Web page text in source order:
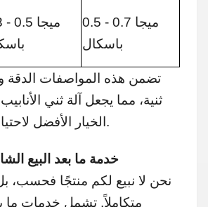
0.3 - 0.5
0.5 - 0.7 ميجا
باسكال
تضمن هذه المواصفات الدقة
ثنية، مما يجعل آلة ثني
الخيار الأفضل لاحتياجاتك في الثني.
خدمة ما بعد البيع
نحن لا نبيع لكم منتجًا فحسب،
متكاملاً. تشمل خدمات ما